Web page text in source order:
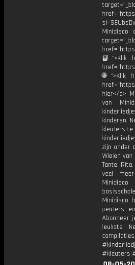
📘">Klik
🌐">Klik
hier</a>
van
kinderen.
kleuters te
zijn onder
Wielen van
Tante
veel
Minidisco
peuters
Abonneer
leukste
#kleuters